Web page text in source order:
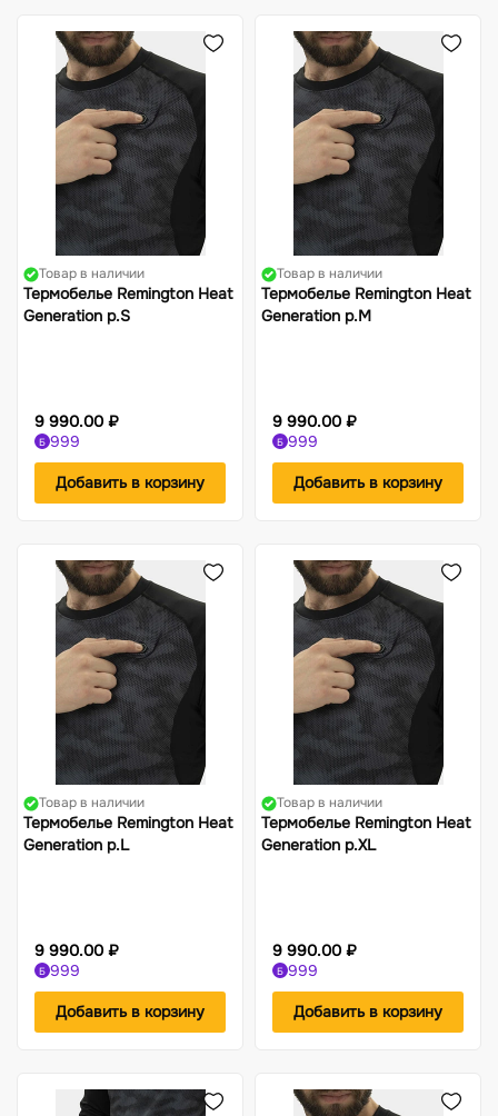
Костюмы-поплавки
Компасы
Товар в наличии
Термобелье Remington Heat
Generation р.S
9 990.00 ₽
Б 999
Добавить в корзину
Товар в наличии
Термобелье Remington Heat
Generation р.M
9 990.00 ₽
Б 999
Добавить в корзину
Товар в наличии
Термобелье Remington Heat
Generation р.L
9 990.00 ₽
Б 999
Добавить в корзину
Товар в наличии
Термобелье Remington Heat
Generation р.XL
9 990.00 ₽
Б 999
Добавить в корзину